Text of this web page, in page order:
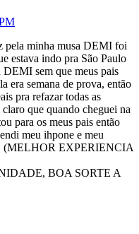
pela minha musa DEMI foi
estava indo pra São Paulo
sem que meus pais
era semana de prova, então
pra refazar todas as
que quando cheguei na
para os meus pais então
meu ihpone e meu
(MELHOR EXPERIENCIA
BOA SORTE A